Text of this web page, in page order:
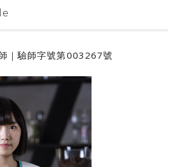
｜驗師字號第003267號